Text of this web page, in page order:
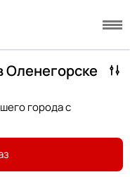
Оленегорске
города с